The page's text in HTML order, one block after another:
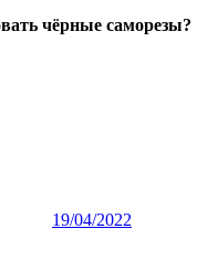
чёрные саморезы?
19/04/2022